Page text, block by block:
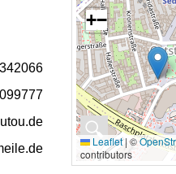
🔍
+−
Leaflet |©
contributors